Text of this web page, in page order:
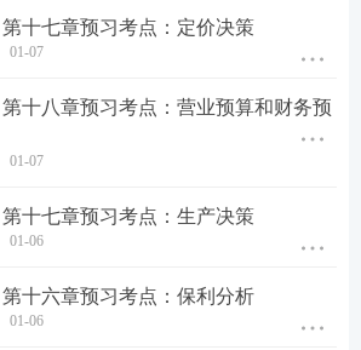
领课，先来免费试听学习>>
证班：取证好课重磅升级，10大
黄金备考
之选>>立即学习
十七章预习考点：定价决策
01-07
十八章预习考点：营业预算和财务预
01-07
十七章预习考点：生产决策
01-06
十六章预习考点：保利分析
01-06